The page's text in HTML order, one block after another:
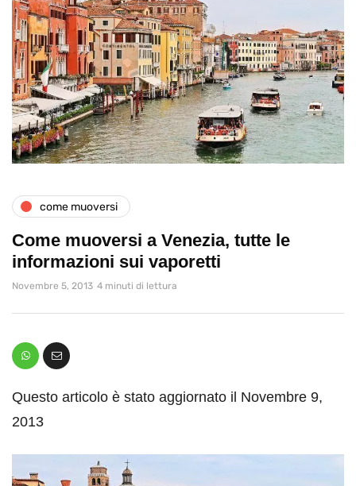
come muoversi
Come muoversi a Venezia, tutte le
informazioni sui vaporetti
Novembre 5, 2013 4 minuti di lettura
Questo articolo è stato aggiornato il Novembre 9,
2013